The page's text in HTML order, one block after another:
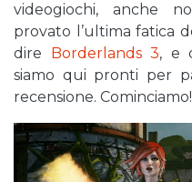
videogiochi, anche
provato l’ultima fatica
dire Borderlands 3, e
siamo qui pronti per
recensione. Cominciamo!